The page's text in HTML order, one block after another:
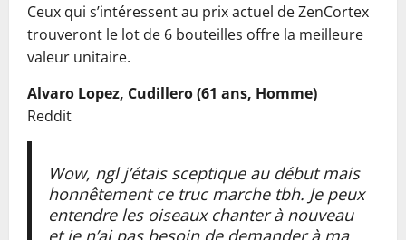
Ceux qui s’intéressent au prix actuel de ZenCortex
trouveront le lot de 6 bouteilles offre la meilleure
valeur unitaire.
Alvaro Lopez, Cudillero (61 ans, Homme)
Reddit
Wow, ngl j’étais sceptique au début mais
honnêtement ce truc marche tbh. Je peux
entendre les oiseaux chanter à nouveau
et je n’ai pas besoin de demander à ma